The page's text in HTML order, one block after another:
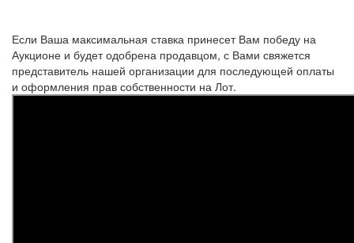
Если Ваша максимальная ставка принесет Вам победу на
Аукционе и будет одобрена продавцом, с Вами свяжется
представитель нашей организации для последующей оплаты
и оформления прав собственности на Лот.